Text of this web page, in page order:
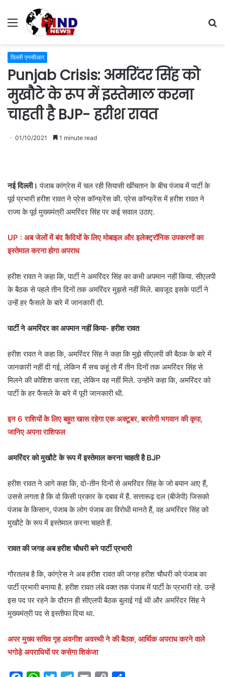
Menu
दिल्ली एनसीआर
Punjab Crisis: अमरिंदर सिंह को
मुखौटे के रूप में इस्तेमाल करना
चाहती है BJP- हरीश रावत
01/10/2021 1 minute read
नई दिल्ली।पंजाब कांग्रेस में चल रही सियासी खींचतान के बीच पंजाब में पार्टी के
पूर्व प्रभारी हरीश रावत ने प्रेस कॉन्फ्रेंस की. प्रेस कॉन्फ्रेंस में हरीश रावत ने
राज्य के पूर्व मुख्यमंत्री अमरिंदर सिंह पर कई सवाल उठाए.
UP : अब जेलों में बंद कैदियों के लिए मोबाइल और इलेक्ट्रॉनिक उपकरणों का
इस्तेमाल करना होगा अपराध
हरीश रावत ने कहा कि, पार्टी ने अमरिंदर सिंह का कभी अपमान नहीं किया. सीएलपी
के बैठक से पहले तीन दिनों तक अमरिंदर मुझसे नहीं मिले. बावजूद इसके पार्टी ने
उन्हें हर फैसले के बारे में जानकारी दी.
पार्टी ने अमरिंदर का अपमान नहीं किया- हरीश रावत
हरीश रावत ने कहा कि, अमरिंदर सिंह ने कहा कि मुझे सीएलपी की बैठक के बारे में
जानकारी नहीं दी गई, लेकिन मैं सच कहूं तो मैं तीन दिनों तक अमरिंदर सिंह से
मिलने की कोशिश करता रहा, लेकिन वह नहीं मिले. उन्होंने कहा कि, अमरिंदर को
पार्टी के हर फैसले के बारे में पूरी जानकारी थी.
इन 6 राशियों के लिए बहुत खास रहेगा एक अक्टूबर, बरसेगी भगवान की कृपा,
जानिए अपना राशिफल
अमरिंदर को मुखौटे के रूप में इस्तेमाल करना चाहती है BJP
हरीश रावत ने आगे कहा कि, दो-तीन दिनों से अमरिंदर सिंह के जो बयान आए हैं,
उससे लगता है कि वो किसी प्रकार के दबाव में हैं. सत्तारूढ़ दल (बीजेपी) जिसको
पंजाब के किसान, पंजाब के लोग पंजाब का विरोधी मानते हैं, वह अमरिंदर सिंह को
मुखौटे के रूप में इस्तेमाल करना चाहते हैं.
रावत की जगह अब हरीश चौधरी बने पार्टी प्रभारी
गौरतलब है कि, कांग्रेस ने अब हरीश रावत की जगह हरीश चौधरी को पंजाब का
पार्टी प्रभारी बनाया है. हरीश रावत लंबे वक्त तक पंजाब में पार्टी के प्रभारी रहे. उन्हें
इस पद पर रहने के दौरान ही सीएलपी बैठक बुलाई गई थी और अमरिंदर सिंह ने
मुख्यमंत्री पद से इस्तीफा दिया था.
अपर मुख्य सचिव गृह अवनीश अवस्थी ने की बैठक, आर्थिक अपराध करने वाले
भगोड़े अपराधियों पर कसेगा शिकंजा